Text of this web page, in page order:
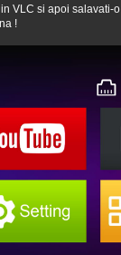
VLC si apoi salavati-o
!